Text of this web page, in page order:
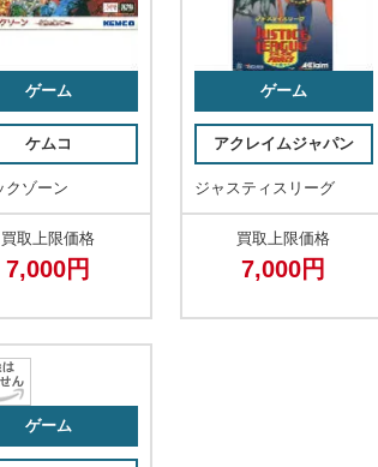
ゲーム
ケムコ
クゾーン
買取上限価格
7,000円
ゲーム
アクレイムジャパン
ジャスティスリーグ
買取上限価格
7,000円
ゲーム